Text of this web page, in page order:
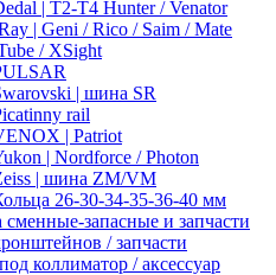
| T2-T4 Hunter / Venator
| Geni / Rico / Saim / Mate
/ XSight
| шина SR
rail
| Patriot
| Nordforce / Photon
| шина ZM/VM
26-30-34-35-36-40 мм
сменные-запасные и запчасти
/ запчасти
коллиматор / аксессуар